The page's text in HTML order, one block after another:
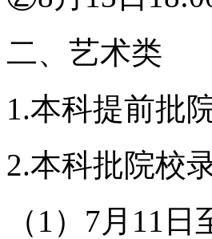
二、艺术类
1.本科提前批
2.本科批院校
（1）7月11